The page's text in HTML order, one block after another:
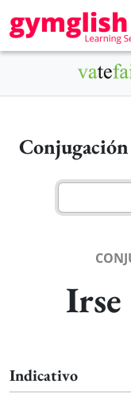
Conjugación
Irse
Indicativo